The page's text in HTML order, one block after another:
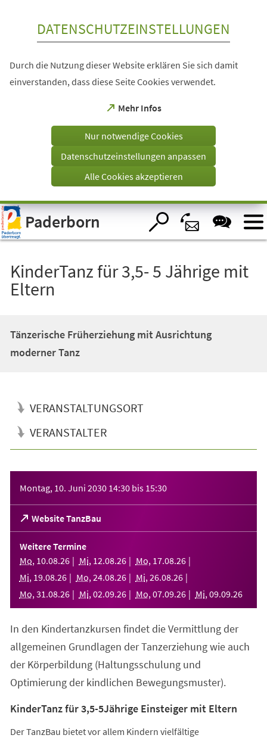
Visuelle
Assistenzsoftware
öffnen.
DATENSCHUTZEINSTELLUNGEN
Durch die Nutzung dieser Website erklären Sie sich damit
einverstanden, dass diese Seite Cookies verwendet.
Mehr Infos
(Öffnet
einem
Tab)
Nur notwendige Cookies
Datenschutzeinstellungen anpassen
Alle Cookies akzeptieren
Paderborn
KinderTanz für 3,5- 5 Jährige mit
Eltern
Tänzerische Früherziehung mit Ausrichtung
moderner Tanz
VERANSTALTUNGSORT
VERANSTALTER
Montag, 10. Juni 2030 14:30 bis 15:30
Website TanzBau
(Öffnet
in
einem
neuen
Tab)
Weitere Termine
Mo, 10.08.26 Mi, 12.08.26 Mo, 17.08.26
Mi, 19.08.26 Mo, 24.08.26 Mi, 26.08.26
Mo, 31 .08.26 Mi, 02.09.26 Mo, 07.09.26 Mi, 09.09.26
In den Kindertanzkursen findet die Vermittlung der
allgemeinen Grundlagen der Tanzerziehung wie auch
der Körperbildung (Haltungsschulung und
Optimierung der kindlichen Bewegungsmuster).
KinderTanz für 3,5-5Jährige Einsteiger mit Eltern
Der TanzBau bietet vor allem Kindern vielfältige